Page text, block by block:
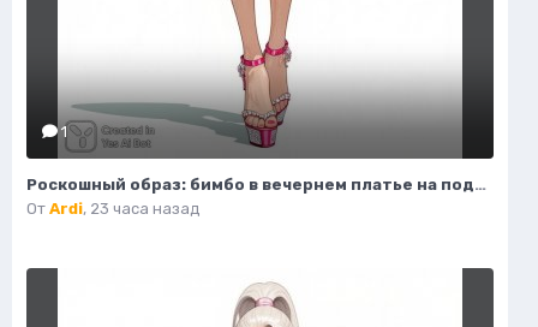
1
Роскошный образ: бимбо в вечернем платье на подиуме. Генерация из нейронной сети Flux 1
От Ardi, 23 часа назад